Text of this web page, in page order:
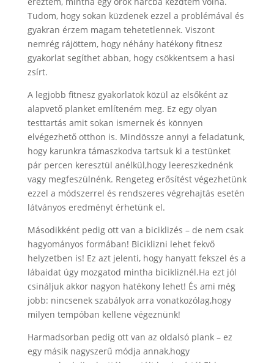
Tudom, hogy sokan küzdenek ezzel a problémával és
gyakran érzem magam tehetetlennek. Viszont
nemrég rájöttem, hogy néhány hatékony fitnesz
gyakorlat segíthet abban, hogy csökkentsem a hasi
zsírt.
A legjobb fitnesz gyakorlatok közül az elsőként az
alapvető planket említeném meg. Ez egy olyan
testtartás amit sokan ismernek és könnyen
elvégezhető otthon is. Mindössze annyi a feladatunk,
hogy karunkra támaszkodva tartsuk ki a testünket
pár percen keresztül anélkül,hogy leereszkednénk
vagy megfeszülnénk. Rengeteg erősítést végezhetünk
ezzel a módszerrel és rendszeres végrehajtás esetén
látványos eredményt érhetünk el.
Másodikként pedig ott van a biciklizés – de nem csak
hagyományos formában! Biciklizni lehet fekvő
helyzetben is! Ez azt jelenti, hogy hanyatt fekszel és a
lábaidat úgy mozgatod mintha bicikliznél.Ha ezt jól
csináljuk akkor nagyon hatékony lehet! És ami még
jobb: nincsenek szabályok arra vonatkozólag,hogy
milyen tempóban kellene végeznünk!
Harmadsorban pedig ott van az oldalsó plank – ez
egy másik nagyszerű módja annak,hogy